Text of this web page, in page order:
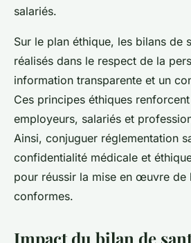
salariés.
Sur le plan éthique, les bilans de
réalisés dans le respect de la
information transparente et un
Ces principes éthiques
employeurs, salariés et
Ainsi, conjuguer réglementation
confidentialité médicale et
pour réussir la mise en œuvre de
conformes.
Impact du bilan de